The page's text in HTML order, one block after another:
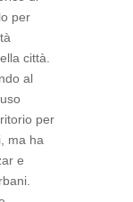
per
città.
al
per
ma ha
e